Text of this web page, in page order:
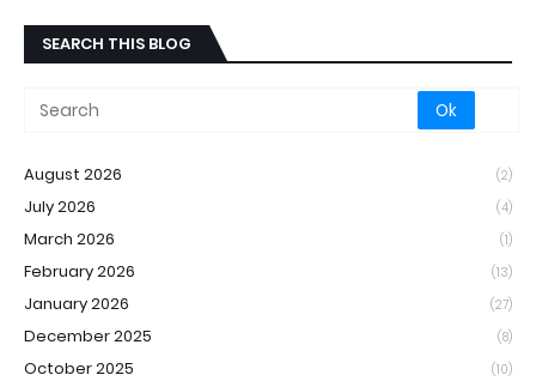
SEARCH THIS BLOG
August 2026 (2)
July 2026 (4)
March 2026 (1)
February 2026 (13)
January 2026 (27)
December 2025 (8)
October 2025 (10)